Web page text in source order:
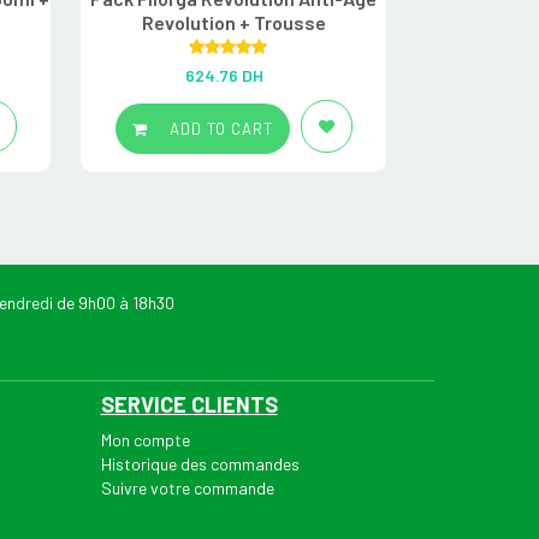
Revolution + Trousse
Rated 5.00
out of 5
624.76 DH
ADD TO CART
de 9h00 à 18h30
SERVICE CLIENTS
Mon compte
Historique des commandes
Suivre votre commande